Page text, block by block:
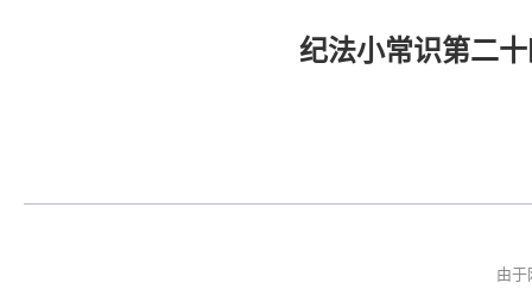
纪法小常识第二
由于